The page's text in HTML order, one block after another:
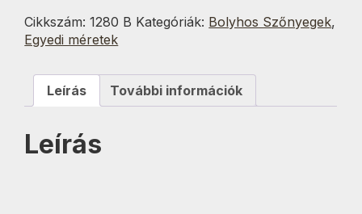
60x140
cm
mennyiség
Cikkszám:1280 B Kategóriák: Bolyhos Szőnyegek,
Egyedi méretek
Leírás További információk
Leírás